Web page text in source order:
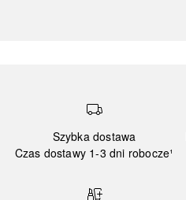
Szybka dostawa
Czas dostawy 1-3 dni robocze¹